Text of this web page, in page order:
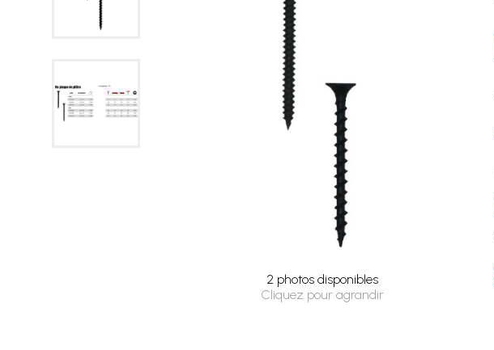
2 photos disponibles
Cliquez pour agrandir